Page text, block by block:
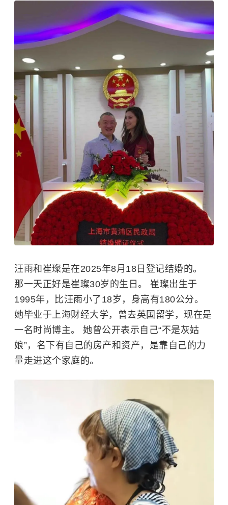
汪雨和崔璨是在2025年8月18日登记结婚的。
那一天正好是崔璨30岁的生日。 崔璨出生于
1995年，比汪雨小了18岁，身高有180公分。
她毕业于上海财经大学 ，曾去英国留学，现在是
一名时尚博主。 她曾公开表示自己“不是灰姑
娘”，名下有自己的房产和资产，是靠自己的力
量走进这个家庭的。